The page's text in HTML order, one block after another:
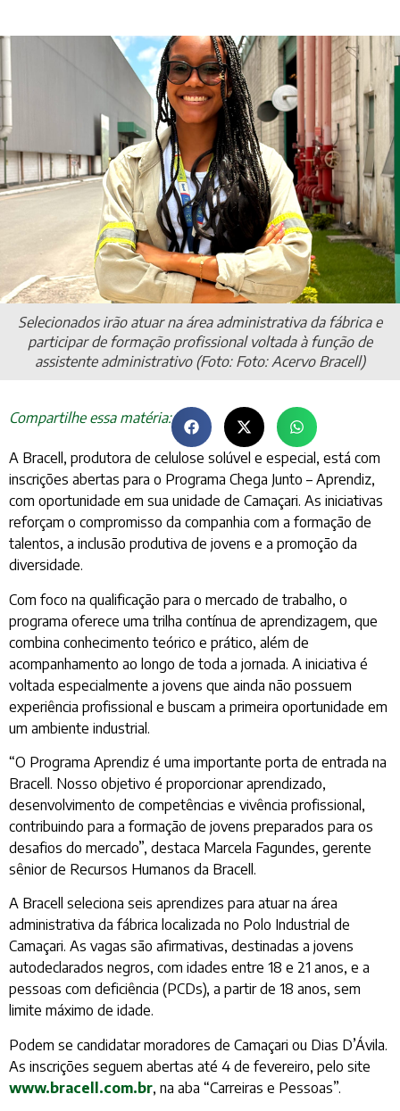
Selecionados irão atuar na área administrativa da fábrica e
participar de formação profissional voltada à função de
assistente administrativo (Foto: Foto: Acervo Bracell)
Compartilhe essa matéria:
A Bracell, produtora de celulose solúvel e especial, está com
inscrições abertas para o Programa Chega Junto – Aprendiz,
com oportunidade em sua unidade de Camaçari. As iniciativas
reforçam o compromisso da companhia com a formação de
talentos, a inclusão produtiva de jovens e a promoção da
diversidade.
Com foco na qualificação para o mercado de trabalho, o
programa oferece uma trilha contínua de aprendizagem, que
combina conhecimento teórico e prático, além de
acompanhamento ao longo de toda a jornada. A iniciativa é
voltada especialmente a jovens que ainda não possuem
experiência profissional e buscam a primeira oportunidade em
um ambiente industrial.
“O Programa Aprendiz é uma importante porta de entrada na
Bracell. Nosso objetivo é proporcionar aprendizado,
desenvolvimento de competências e vivência profissional,
contribuindo para a formação de jovens preparados para os
desafios do mercado”, destaca Marcela Fagundes, gerente
sênior de Recursos Humanos da Bracell.
A Bracell seleciona seis aprendizes para atuar na área
administrativa da fábrica localizada no Polo Industrial de
Camaçari. As vagas são afirmativas, destinadas a jovens
autodeclarados negros, com idades entre 18 e 21 anos, e a
pessoas com deficiência (PCDs), a partir de 18 anos, sem
limite máximo de idade.
Podem se candidatar moradores de Camaçari ou Dias D’Ávila.
As inscrições seguem abertas até 4 de fevereiro, pelo site
www.bracell.com.br, na aba “Carreiras e Pessoas”.